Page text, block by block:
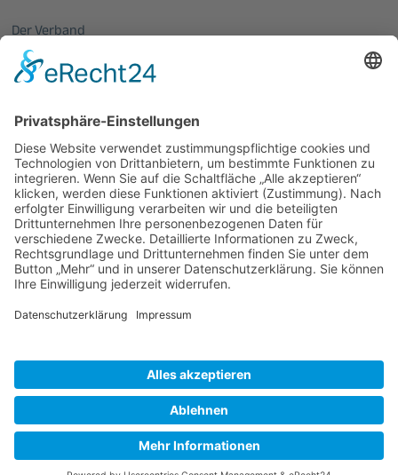
Der Verband
Über uns
Mitglieder vom OptecNet
Mitglied werden
PHOTONICS GERMANY
Vorstand
Veranstaltungen
Alle Veranstaltungen
Jobs
Alle Jobs
Kontakt
Impressum